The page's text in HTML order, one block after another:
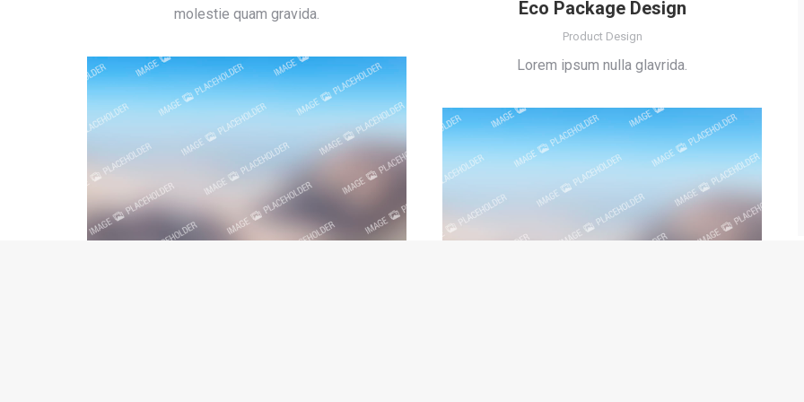
molestie quam gravida.
Eco Package Design
Product Design
Lorem ipsum nulla glavrida.